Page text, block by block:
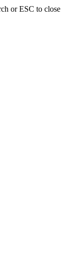
or ESC to close